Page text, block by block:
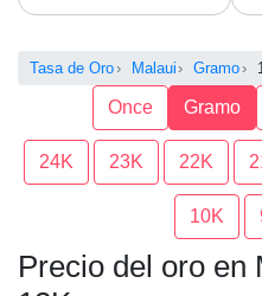
Tasa de Oro Malaui Gramo
Once Gramo
24K 23K 22K
10K
Precio del oro en